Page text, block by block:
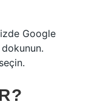
Google
dokunun.